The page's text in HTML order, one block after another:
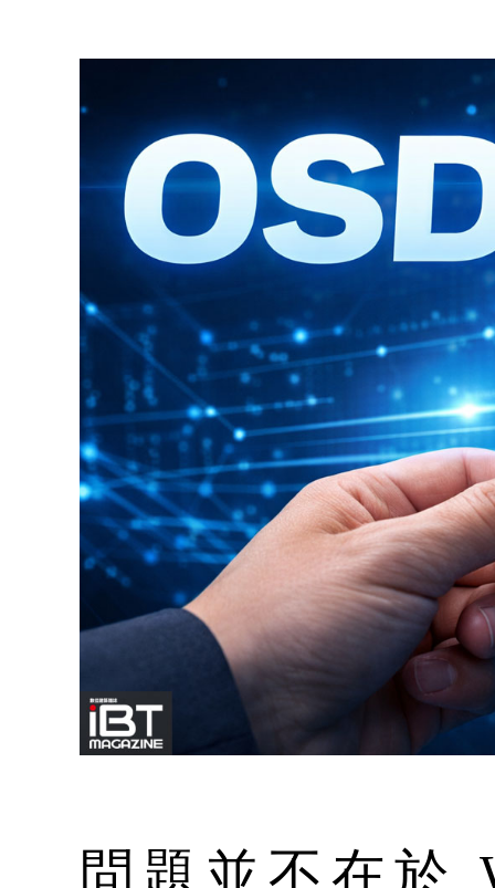
問題並不在於